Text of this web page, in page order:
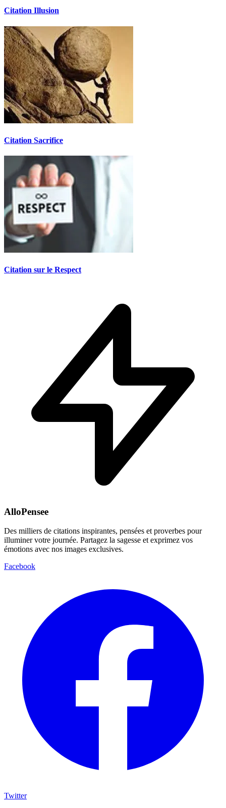
Citation Illusion
Citation Sacrifice
Citation sur le Respect
AlloPensee
Des milliers de citations inspirantes, pensées et proverbes pour
illuminer votre journée. Partagez la sagesse et exprimez vos
émotions avec nos images exclusives.
Facebook
Twitter